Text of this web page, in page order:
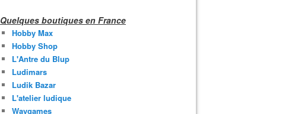
Quelques boutiques en France
Hobby Max
Hobby Shop
L'Antre du Blup
Ludimars
Ludik Bazar
L'atelier ludique
Wavgames